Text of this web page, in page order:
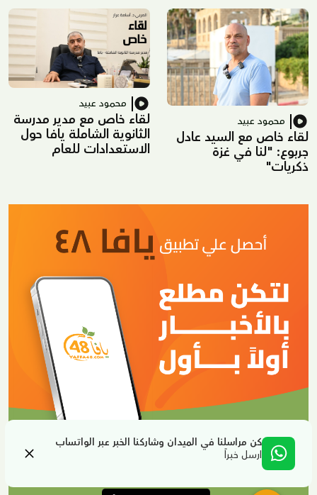
كن مراسلنا في الميدان وشاركنا الخبر عبر الواتساب
ارسل خبراً
محمود عبيد
لقاء خاص مع السيد عادل
جربوع: "لنا في غزة
ذكريات"
محمود عبيد
لقاء خاص مع مدير مدرسة
الثانوية الشاملة يافا حول
الاستعدادات للعام